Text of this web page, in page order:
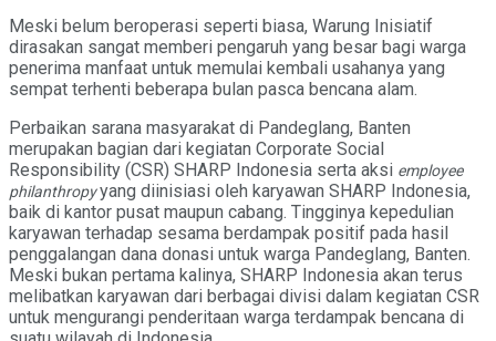
Meski belum beroperasi seperti biasa, Warung Inisiatif
dirasakan sangat memberi pengaruh yang besar bagi warga
penerima manfaat untuk memulai kembali usahanya yang
sempat terhenti beberapa bulan pasca bencana alam.
Perbaikan sarana masyarakat di Pandeglang, Banten
merupakan bagian dari kegiatan Corporate Social
Responsibility (CSR) SHARP Indonesia serta aksi employee
philanthropyyang diinisiasi oleh karyawan SHARP Indonesia,
baik di kantor pusat maupun cabang. Tingginya kepedulian
karyawan terhadap sesama berdampak positif pada hasil
penggalangan dana donasi untuk warga Pandeglang, Banten.
Meski bukan pertama kalinya, SHARP Indonesia akan terus
melibatkan karyawan dari berbagai divisi dalam kegiatan CSR
untuk mengurangi penderitaan warga terdampak bencana di